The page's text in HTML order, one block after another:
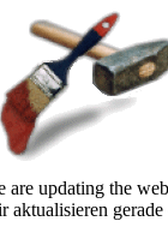
are updating the
aktualisieren